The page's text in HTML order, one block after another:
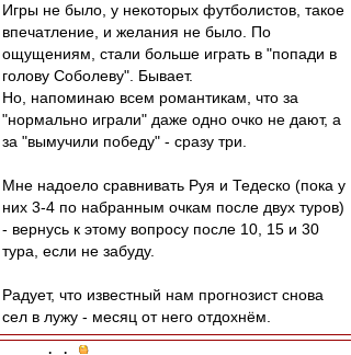
Игры не было, у некоторых футболистов, такое
впечатление, и желания не было. По
ощущениям, стали больше играть в "попади в
голову Соболеву". Бывает.
Но, напоминаю всем романтикам, что за
"нормально играли" даже одно очко не дают, а
за "вымучили победу" - сразу три.
Мне надоело сравнивать Руя и Тедеско (пока у
них 3-4 по набранным очкам после двух туров)
- вернусь к этому вопросу после 10, 15 и 30
тура, если не забуду.
Радует, что известный нам прогнозист снова
сел в лужу - месяц от него отдохнём.